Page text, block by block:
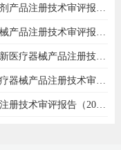
产品注册技术审评报告
产品注册技术审评报告
医疗器械产品注册技术
器械产品注册技术审评
册技术审评报告（2026